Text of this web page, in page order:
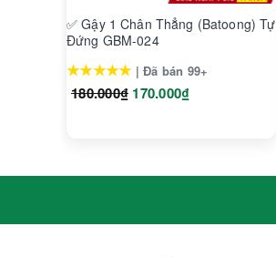
✅ Gậy 1 Chân Thẳng (Batoong) Tự
Đứng GBM-024
★★★★★ | Đã bán 99+
180.000₫ 170.000₫